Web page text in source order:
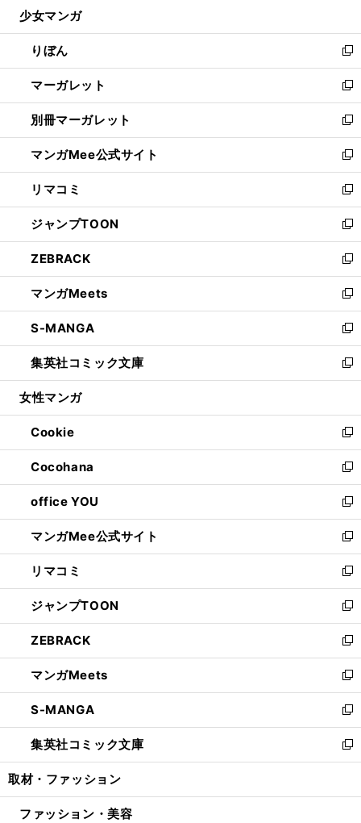
開
く
ウ
で
開
く
ン
ド
ウ
で
開
く
ウ
ィ
ン
ド
ウ
で
開
く
少女マンガ
りぼん
新
し
い
ウ
ィ
ン
ド
ウ
で
開
く
マーガレット
新
し
い
ウ
ィ
ン
ド
ウ
で
開
く
別冊マーガレット
新
し
い
ウ
ィ
ン
ド
ウ
で
開
く
マンガMee公式サイト
新
し
い
ウ
ィ
ン
ド
ウ
で
開
く
リマコミ
新
し
い
ウ
ィ
ン
ド
ウ
で
開
く
ジャンプTOON
新
し
い
ウ
ィ
ン
ド
ウ
で
開
ZEBRACK
新
し
い
ウ
ィ
ン
ド
ウ
開
く
マンガMeets
新
し
い
ウ
ィ
ン
ウ
で
開
く
S-MANGA
新
し
い
ウ
ン
ド
ウ
で
開
く
集英社コミック文庫
新
し
ウ
ィ
ン
ド
ウ
で
開
く
女性マンガ
Cookie
新
し
い
ウ
ィ
ン
ド
ウ
で
開
く
Cocohana
新
し
い
ウ
ィ
ン
ド
ウ
で
開
く
office YOU
新
し
い
ウ
ィ
ン
ド
ウ
で
開
く
マンガMee公式サイト
新
し
い
ウ
ィ
ン
ド
ウ
で
開
く
リマコミ
新
し
い
ウ
ィ
ン
ド
ウ
で
開
く
ジャンプTOON
新
し
い
ウ
ィ
ン
ド
ウ
で
開
ZEBRACK
新
し
い
ウ
ィ
ン
ド
ウ
開
マンガMeets
新
し
い
ウ
ィ
ン
ウ
S-MANGA
新
し
い
ウ
ン
集英社コミック文庫
新
し
ウ
取材・ファッション
ファッション・美容